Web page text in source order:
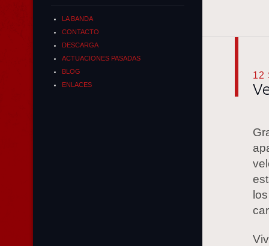
12
LA BANDA
CONTACTO
DESCARGA
ACTUACIONES PASADAS
BLOG
ENLACES